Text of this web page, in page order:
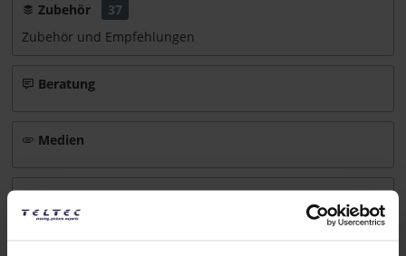
Zubehör
37
Zubehör und Empfehlungen
Beratung
Medien
Infos zu Hersteller & Produktsicherheit
Folgende Infos zum Hersteller sind verfübar......mehr